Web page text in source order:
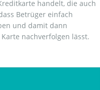
handelt, die auch
Betrüger einfach
und damit dann
nachverfolgen lässt.